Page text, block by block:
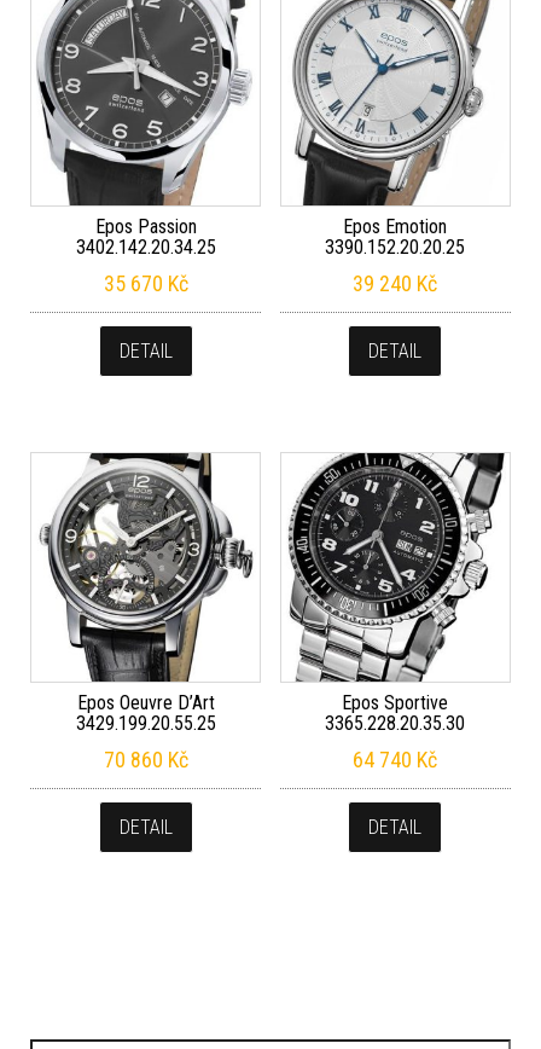
Epos Passion
3402.142.20.34.25
35 670 Kč
DETAIL
Epos Emotion
3390.152.20.20.25
39 240 Kč
DETAIL
Epos Oeuvre D’Art
3429.199.20.55.25
70 860 Kč
DETAIL
Epos Sportive
3365.228.20.35.30
64 740 Kč
DETAIL